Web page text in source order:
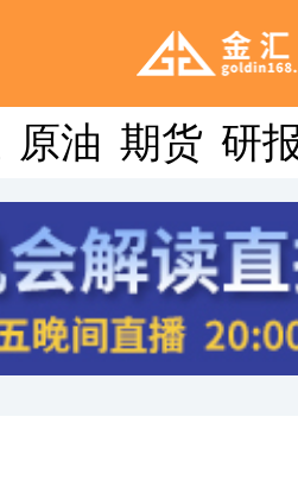
原油 期货 研